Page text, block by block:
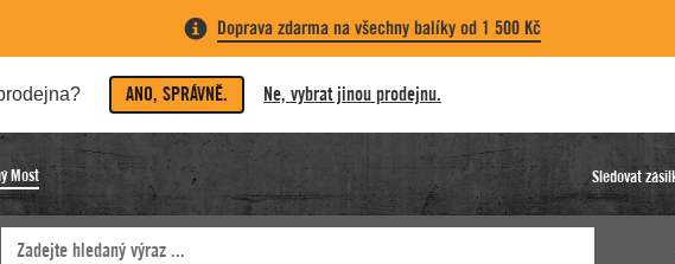
Doprava zdarma na všechny balíky od 1 500 Kč
ANO, SPRÁVNĚ. Ne, vybrat jinou prodejnu.
Most Sledovat